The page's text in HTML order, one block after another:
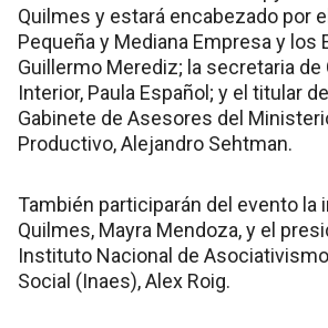
Quilmes y estará encabezado por
Pequeña y Mediana Empresa y los
Guillermo Merediz; la secretaria
Interior, Paula Español; y el titular
Gabinete de Asesores del
Productivo, Alejandro Sehtman.
También participarán del evento la
Quilmes, Mayra Mendoza, y el
Instituto Nacional de
Social (Inaes), Alex Roig.